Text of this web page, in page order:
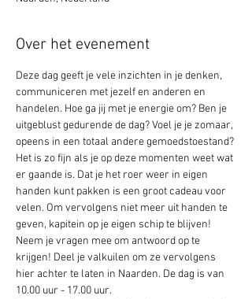
Over het evenement
Deze dag geeft je vele inzichten in je denken,
communiceren met jezelf en anderen en
handelen. Hoe ga jij met je energie om? Ben je
uitgeblust gedurende de dag? Voel je je zomaar,
opeens in een totaal andere gemoedstoestand?
Het is zo fijn als je op deze momenten weet wat
er gaande is. Dat je het roer weer in eigen
handen kunt pakken is een groot cadeau voor
velen. Om vervolgens niet meer uit handen te
geven, kapitein op je eigen schip te blijven!
Neem je vragen mee om antwoord op te
krijgen! Deel je valkuilen om ze vervolgens
hier achter te laten in Naarden. De dag is van
10.00 uur - 17.00 uur.